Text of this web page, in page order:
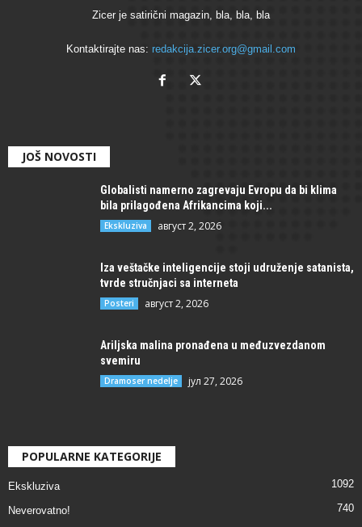
Zicer je satirični magazin, bla, bla, bla
Kontaktirajte nas: redakcija.zicer.org@gmail.com
JOŠ NOVOSTI
Globalisti namerno zagrevaju Evropu da bi klima
bila prilagođena Afrikancima koji...
Ekskluziva август 2, 2026
Iza veštačke inteligencije stoji udruženje satanista,
tvrde stručnjaci sa interneta
Posteri август 2, 2026
Ariljska malina pronađena u međuzvezdanom
svemiru
Dramoser nedelje јул 27, 2026
POPULARNE KATEGORIJE
Ekskluziva 1092
Neverovatno!
740